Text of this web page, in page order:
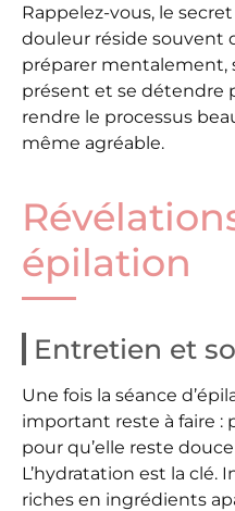
Rappelez-vous, le
douleur réside souvent
préparer mentalement,
présent et se détendre
rendre le processus
même agréable.
épilation
Entretien et
Une fois la séance
important reste à faire :
pour qu’elle reste
L’hydratation est la clé.
riches en ingrédients